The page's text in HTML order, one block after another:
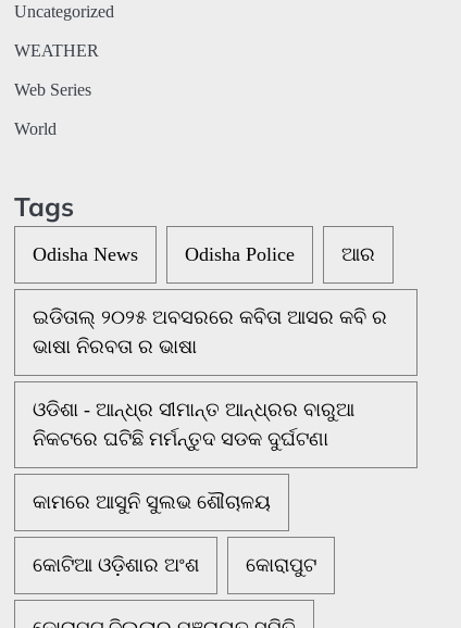
Uncategorized
WEATHER
Web Series
World
Tags
Odisha News Odisha Police ଆର
ଇଡିତାଲ୍ ୨୦୨୫ ଅବସରରେ କବିତା ଆସର କବି ର
ଭାଷା ନିରବତା ର ଭାଷା
ଓଡିଶା - ଆନ୍ଧ୍ର ସୀମାନ୍ତ ଆନ୍ଧ୍ରର ବାରୁଆ
ନିକଟରେ ଘଟିଛି ମର୍ମନ୍ତୁଦ ସଡକ ଦୁର୍ଘଟଣା
କାମରେ ଆସୁନି ସୁଲଭ ଶୌଚାଳୟ
କୋଟିଆ ଓଡ଼ିଶାର ଅଂଶ କୋରାପୁଟ